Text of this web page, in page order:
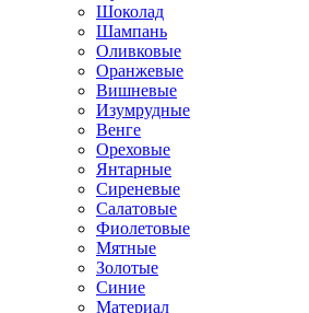
Шоколад
Шампань
Оливковые
Оранжевые
Вишневые
Изумрудные
Венге
Ореховые
Янтарные
Сиреневые
Салатовые
Фиолетовые
Мятные
Золотые
Синие
Материал